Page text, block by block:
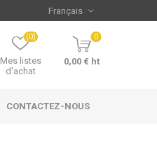
Mes listes
d'achat
(0) 0
0,00 € ht
CONTACTEZ-NOUS